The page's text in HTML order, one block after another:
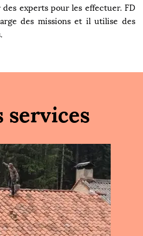
experts pour les effectuer. FD
des missions et il utilise des
services